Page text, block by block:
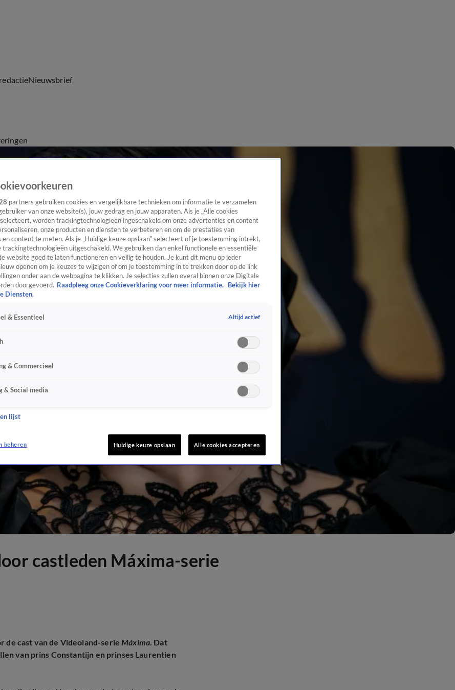
Nieuwsbrief
castleden Máxima-serie
de cast van de Videoland-serieMáxima. Dat
van prins Constantijn en prinses Laurentien
28 partners gebruiken cookies en vergelijkbare technieken om informatie te verzamelen
van onze website(s), jouw gedrag en jouw apparaten. Als je „Alle cookies
worden trackingtechnologieën ingeschakeld om onze advertenties en content
onze producten en diensten te verbeteren en om de prestaties van
content te meten. Als je „Huidige keuze opslaan” selecteert of je toestemming intrekt,
trackingtechnologieën uitgeschakeld. We gebruiken dan enkel functionele en essentiële
website goed te laten functioneren en veilig te houden. Je kunt dit menu op ieder
openen om je keuzes te wijzigen of om je toestemming in te trekken door op de link
onder aan de webpagina te klikken. Je selecties zullen overal binnen onze Digitale
doorgevoerd. Raadpleeg onze Cookieverklaring voor meer informatie. Bekijk hier
Diensten.
& Essentieel Altijd actief
& Commercieel
& Social media
lijst
beheren Huidige keuze opslaan Alle cookies accepteren